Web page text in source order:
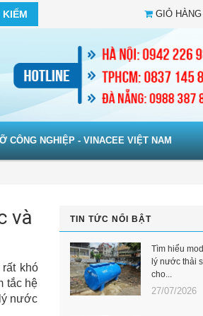
KIẾM GIỎ HÀNG
CÔNG NGHIỆP - VINACEE VIỆT NAM
và
khó
tắc hệ
nước
TIN TỨC NỔI BẬT
Tìm hiểu
lý nước thải
cho...
27/07/2026